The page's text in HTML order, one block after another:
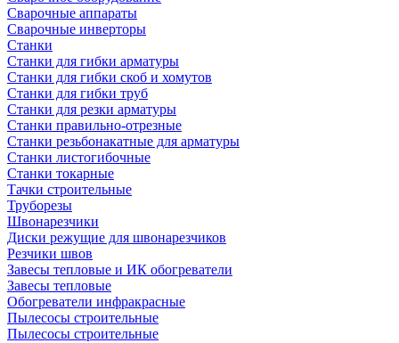
Сварочные аппараты
Сварочные инверторы
Станки
Станки для гибки арматуры
Станки для гибки скоб и хомутов
Станки для гибки труб
Станки для резки арматуры
Станки правильно-отрезные
Станки резьбонакатные для арматуры
Станки листогибочные
Станки токарные
Тачки строительные
Труборезы
Швонарезчики
Диски режущие для швонарезчиков
Резчики швов
Завесы тепловые и ИК обогреватели
Завесы тепловые
Обогреватели инфракрасные
Пылесосы строительные
Пылесосы строительные